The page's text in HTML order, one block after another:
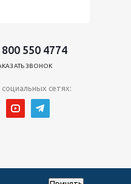
800 550 4774
ЗВОНОК
сетях: